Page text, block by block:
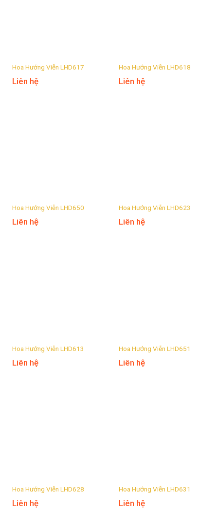
Hoa Hướng Viễn LHD617
Liên hệ
Hoa Hướng Viễn LHD618
Liên hệ
Hoa Hướng Viễn LHD650
Liên hệ
Hoa Hướng Viễn LHD623
Liên hệ
Hoa Hướng Viễn LHD613
Liên hệ
Hoa Hướng Viễn LHD651
Liên hệ
Hoa Hướng Viễn LHD628
Liên hệ
Hoa Hướng Viễn LHD631
Liên hệ